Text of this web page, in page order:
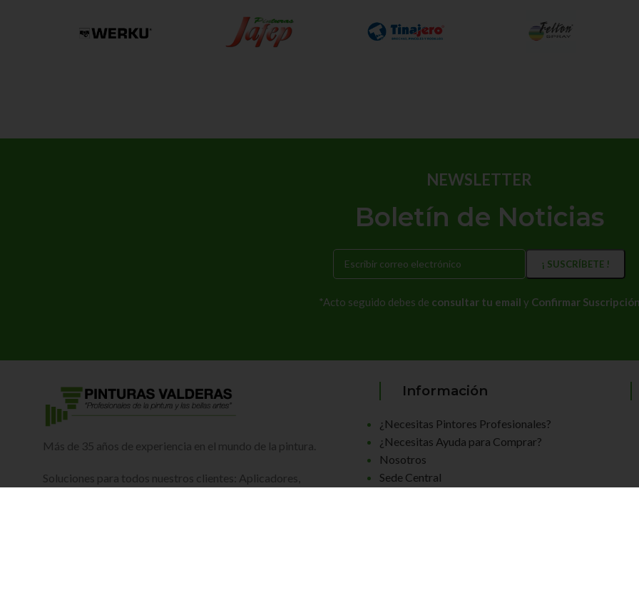
NEWSLETTER
Boletín de Noticias
*Acto seguido debes de consultar tu email y Confirmar Suscripción
Más de 35 años de experiencia en el mundo de la pintura.
Soluciones para todos nuestros clientes: Aplicadores,
Información
¿Necesitas Pintores Profesionales?
¿Necesitas Ayuda para Comprar?
Nosotros
Sede Central